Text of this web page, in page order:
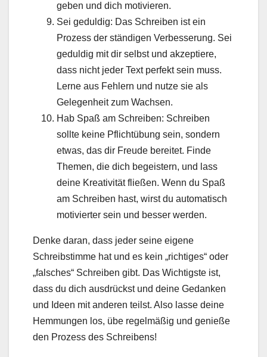
geben und dich motivieren.
Sei geduldig: Das Schreiben ist ein
Prozess der ständigen Verbesserung. Sei
geduldig mit dir selbst und akzeptiere,
dass nicht jeder Text perfekt sein muss.
Lerne aus Fehlern und nutze sie als
Gelegenheit zum Wachsen.
Hab Spaß am Schreiben: Schreiben
sollte keine Pflichtübung sein, sondern
etwas, das dir Freude bereitet. Finde
Themen, die dich begeistern, und lass
deine Kreativität fließen. Wenn du Spaß
am Schreiben hast, wirst du automatisch
motivierter sein und besser werden.
Denke daran, dass jeder seine eigene
Schreibstimme hat und es kein „richtiges“ oder
„falsches“ Schreiben gibt. Das Wichtigste ist,
dass du dich ausdrückst und deine Gedanken
und Ideen mit anderen teilst. Also lasse deine
Hemmungen los, übe regelmäßig und genieße
den Prozess des Schreibens!